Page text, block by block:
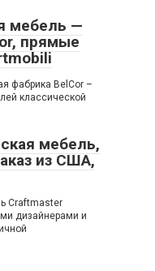
мебель —
прямые
фабрика BelCor –
классической
мебель,
из США,
Craftmaster
дизайнерами и